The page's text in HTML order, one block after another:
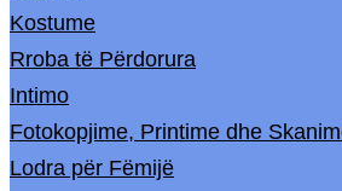
Kostume
Rroba të Përdorura
Intimo
Fotokopjime, Printime dhe
Lodra për Fëmijë